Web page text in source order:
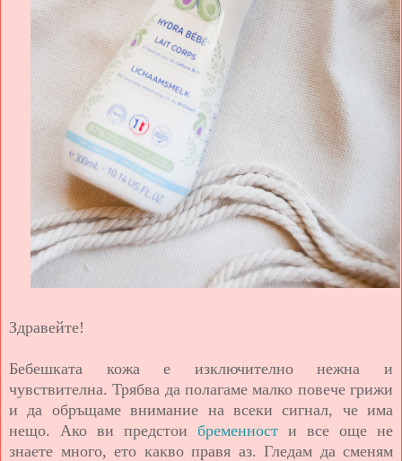
Здравейте!
Бебешката кожа е изключително нежна и
чувствителна. Трябва да полагаме малко повече грижи
и да обръщаме внимание на всеки сигнал, че има
нещо. Ако ви предстои бременност и все още не
знаете много, ето какво правя аз. Гледам да сменям